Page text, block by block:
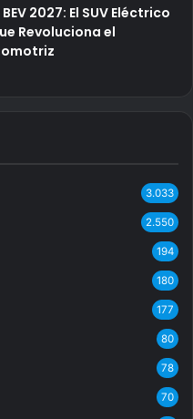
2027: El SUV Eléctrico
Revoluciona el
3.033
2.550
194
180
177
80
78
70